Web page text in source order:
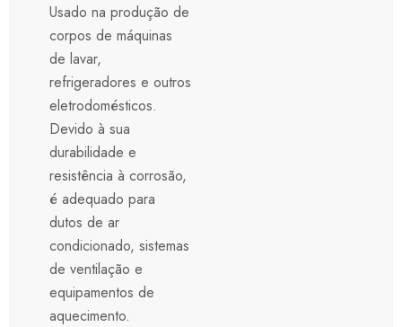
Usado na produção de
corpos de máquinas
de lavar,
refrigeradores e outros
eletrodomésticos.
Devido à sua
durabilidade e
resistência à corrosão,
é adequado para
dutos de ar
condicionado, sistemas
de ventilação e
equipamentos de
aquecimento.